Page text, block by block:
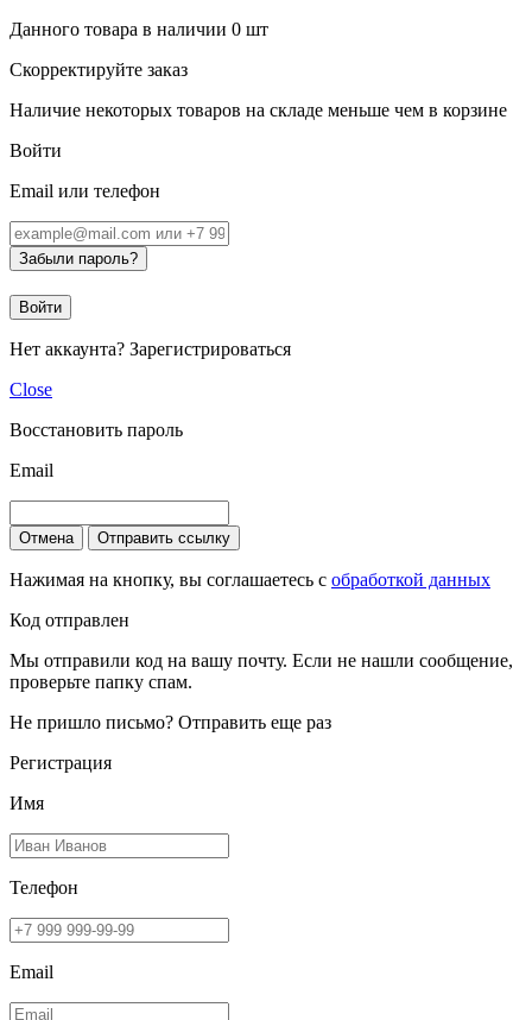
Данного товара в наличии 0 шт
Скорректируйте заказ
Наличие некоторых товаров на складе меньше чем в корзине
Войти
Email или телефон
Забыли пароль?
Войти
Нет аккаунта? Зарегистрироваться
Close
Восстановить пароль
Email
Отмена Отправить ссылку
Нажимая на кнопку, вы соглашаетесь с обработкой данных
Код отправлен
Мы отправили код на вашу почту. Если не нашли сообщение,
проверьте папку спам.
Не пришло письмо? Отправить еще раз
Регистрация
Имя
Телефон
Email